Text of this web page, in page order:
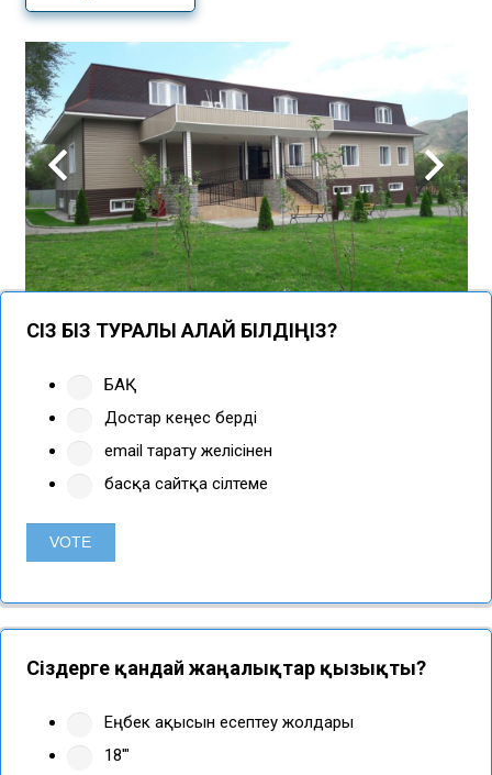
СІЗ БІЗ ТУРАЛЫ ҚАЛАЙ БІЛДІҢІЗ?
БАҚ
Достар кеңес берді
email тарату желісінен
басқа сайтқа сілтеме
Сіздерге қандай жаңалықтар қызықты?
Еңбек ақысын есептеу жолдары
18'"